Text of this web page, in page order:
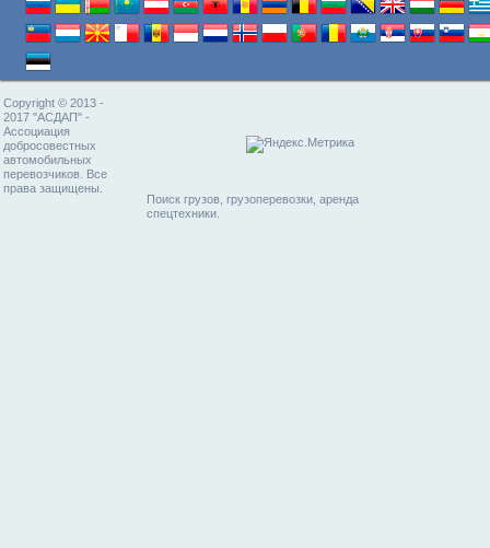
Copyright © 2013 -
2017 "АСДАП" -
Ассоциация
добросовестных
автомобильных
перевозчиков. Все
права защищены.
Поиск грузов, грузоперевозки, аренда
спецтехники.